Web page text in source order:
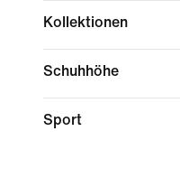
Kollektionen
Schuhhöhe
Sport